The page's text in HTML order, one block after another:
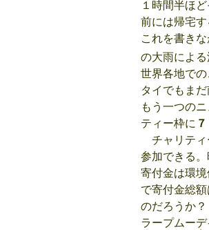
１時間半ほ
前には帰宅す
これを書き
の大雨による
世界各地で
タイでもま
もう一つの
ティー枠に
チャリティ
参加できる
寄付金は環
で寄付金総
のだろうか？
ラープムー